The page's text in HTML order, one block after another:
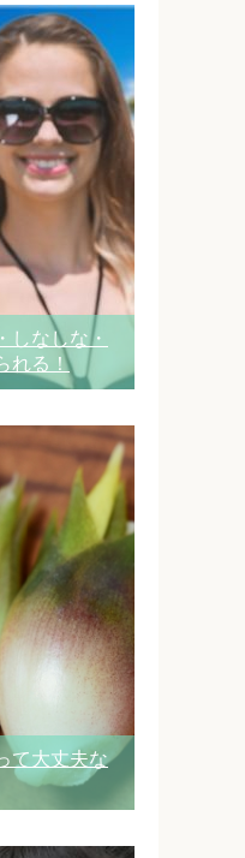
しなしな・
れる！
て大丈夫な